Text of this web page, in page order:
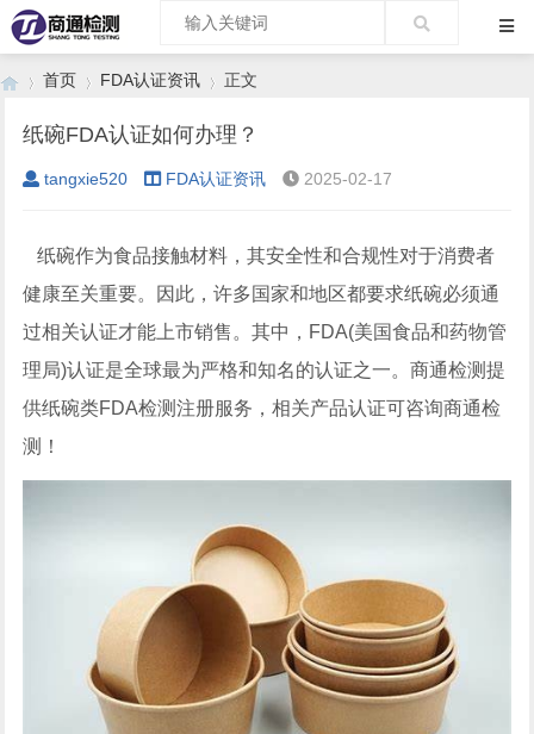
›
首页
›
FDA认证资讯
›
正文
纸碗FDA认证如何办理？
tangxie520 FDA认证资讯 2025-02-17
纸碗作为食品接触材料，其安全性和合规性对于消费者
健康至关重要。因此，许多国家和地区都要求纸碗必须通
过相关认证才能上市销售。其中，FDA(美国食品和药物管
理局)认证是全球最为严格和知名的认证之一。商通检测提
供纸碗类FDA检测注册服务，相关产品认证可咨询商通检
测！